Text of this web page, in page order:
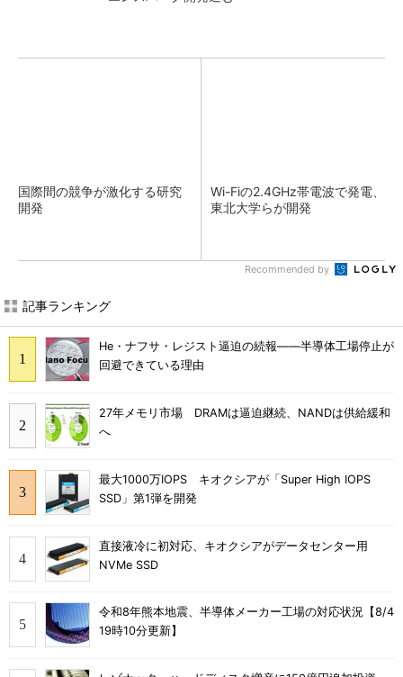
国際間の競争が激化する研究
開発
Wi-Fiの2.4GHz帯電波で発電、
東北大学らが開発
Recommended by
記事ランキング
He・ナフサ・レジスト逼迫の続報――半導体工場停止が
回避できている理由
27年メモリ市場 DRAMは逼迫継続、NANDは供給緩和
へ
最大1000万IOPS キオクシアが「Super High IOPS
SSD」第1弾を開発
直接液冷に初対応、キオクシアがデータセンター用
NVMe SSD
令和8年熊本地震、半導体メーカー工場の対応状況【8/4
19時10分更新】